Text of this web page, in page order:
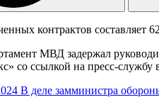
контрактов
МВД задержал
со ссылкой на пресс-службу
В деле замминистра